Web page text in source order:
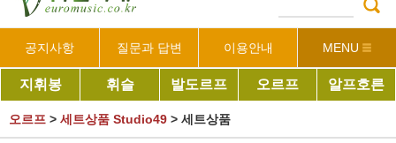
공지사항 질문과 답변 이용안내 MENU
지휘봉 휘슬 발도르프 오르프 알프호른
오르프 > 세트상품 Studio49 > 세트상품